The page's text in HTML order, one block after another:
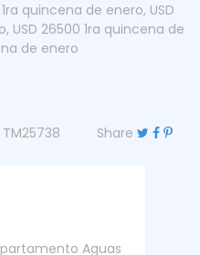
quincena de enero, USD
, USD 26500 1ra quincena de
de enero
Share